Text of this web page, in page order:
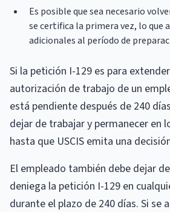
Es posible que sea necesario
se certifica la primera vez, lo que
adicionales al período de
Si la petición I-129 es para
autorización de trabajo de un
está pendiente después de 240
dejar de trabajar y permanecer en
hasta que USCIS emita una
El empleado también debe dejar
deniega la petición I-129 en
durante el plazo de 240 días. Si se